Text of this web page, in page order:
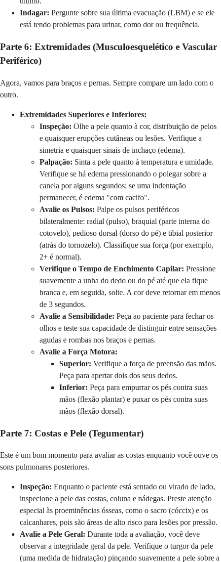
Indagar: Pergunte sobre sua última evacuação (LBM) e se ele
está tendo problemas para urinar, como dor ou frequência.
Parte 6: Extremidades (Musculoesquelético e Vascular
Periférico)
Agora, vamos para braços e pernas. Sempre compare um lado com o
outro.
Extremidades Superiores e Inferiores:
Inspeção: Olhe a pele quanto à cor, distribuição de pelos
e quaisquer erupções cutâneas ou lesões. Verifique a
simetria e quaisquer sinais de inchaço (edema).
Palpação: Sinta a pele quanto à temperatura e umidade.
Verifique se há edema pressionando o polegar sobre a
canela por alguns segundos; se uma indentação
permanecer, é edema "com cacifo".
Avalie os Pulsos: Palpe os pulsos periféricos
bilateralmente: radial (pulso), braquial (parte interna do
cotovelo), pedioso dorsal (dorso do pé) e tibial posterior
(atrás do tornozelo). Classifique sua força (por exemplo,
2+ é normal).
Verifique o Tempo de Enchimento Capilar: Pressione
suavemente a unha do dedo ou do pé até que ela fique
branca e, em seguida, solte. A cor deve retornar em menos
de 3 segundos.
Avalie a Sensibilidade: Peça ao paciente para fechar os
olhos e teste sua capacidade de distinguir entre sensações
agudas e rombas nos braços e pernas.
Avalie a Força Motora:
Superior: Verifique a força de preensão das mãos.
Peça para apertar dois dos seus dedos.
Inferior: Peça para empurrar os pés contra suas
mãos (flexão plantar) e puxar os pés contra suas
mãos (flexão dorsal).
Parte 7: Costas e Pele (Tegumentar)
Este é um bom momento para avaliar as costas enquanto você ouve os
sons pulmonares posteriores.
Inspeção: Enquanto o paciente está sentado ou virado de lado,
inspecione a pele das costas, coluna e nádegas. Preste atenção
especial às proeminências ósseas, como o sacro (cóccix) e os
calcanhares, pois são áreas de alto risco para lesões por pressão.
Avalie a Pele Geral: Durante toda a avaliação, você deve
observar a integridade geral da pele. Verifique o turgor da pele
(uma medida de hidratação) pinçando suavemente a pele sobre a